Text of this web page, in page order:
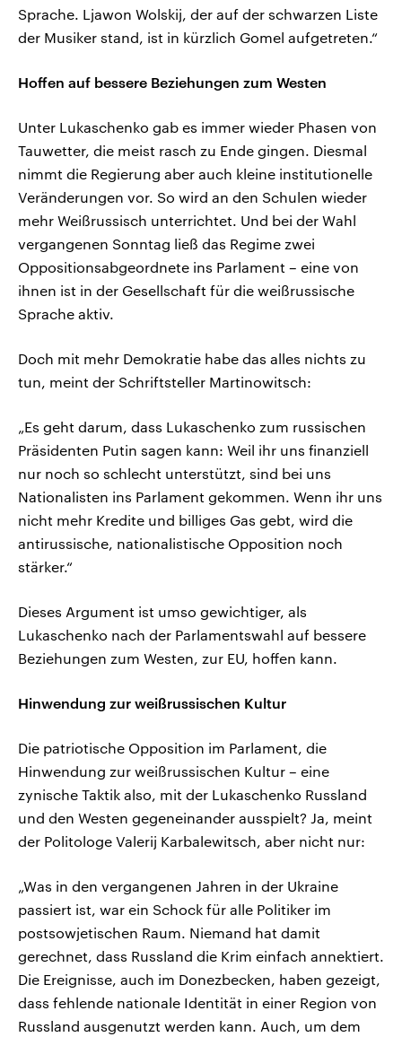
Sprache. Ljawon Wolskij, der auf der schwarzen Liste
der Musiker stand, ist in kürzlich Gomel aufgetreten.“
Hoffen auf bessere Beziehungen zum Westen
Unter Lukaschenko gab es immer wieder Phasen von
Tauwetter, die meist rasch zu Ende gingen. Diesmal
nimmt die Regierung aber auch kleine institutionelle
Veränderungen vor. So wird an den Schulen wieder
mehr Weißrussisch unterrichtet. Und bei der Wahl
vergangenen Sonntag ließ das Regime zwei
Oppositionsabgeordnete ins Parlament – eine von
ihnen ist in der Gesellschaft für die weißrussische
Sprache aktiv.
Doch mit mehr Demokratie habe das alles nichts zu
tun, meint der Schriftsteller Martinowitsch:
„Es geht darum, dass Lukaschenko zum russischen
Präsidenten Putin sagen kann: Weil ihr uns finanziell
nur noch so schlecht unterstützt, sind bei uns
Nationalisten ins Parlament gekommen. Wenn ihr uns
nicht mehr Kredite und billiges Gas gebt, wird die
antirussische, nationalistische Opposition noch
stärker.“
Dieses Argument ist umso gewichtiger, als
Lukaschenko nach der Parlamentswahl auf bessere
Beziehungen zum Westen, zur EU, hoffen kann.
Hinwendung zur weißrussischen Kultur
Die patriotische Opposition im Parlament, die
Hinwendung zur weißrussischen Kultur – eine
zynische Taktik also, mit der Lukaschenko Russland
und den Westen gegeneinander ausspielt? Ja, meint
der Politologe Valerij Karbalewitsch, aber nicht nur:
„Was in den vergangenen Jahren in der Ukraine
passiert ist, war ein Schock für alle Politiker im
postsowjetischen Raum. Niemand hat damit
gerechnet, dass Russland die Krim einfach annektiert.
Die Ereignisse, auch im Donezbecken, haben gezeigt,
dass fehlende nationale Identität in einer Region von
Russland ausgenutzt werden kann. Auch, um dem